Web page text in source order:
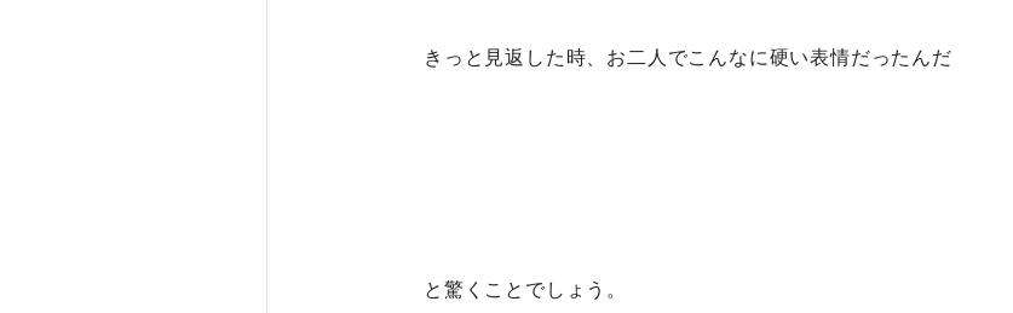
きっと見返した時、お二人でこんなに硬い表情だったんだ
と驚くことでしょう。